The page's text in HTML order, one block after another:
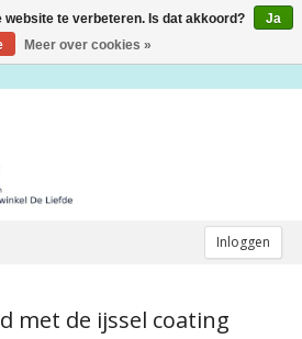
Inloggen
met de ijssel coating
website te verbeteren. Is dat akkoord?
Ja
Meer over cookies »